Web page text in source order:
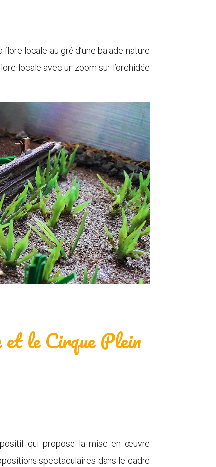
locale au gré d’une balade nature
locale avec un zoom sur l’orchidée
le Cirque Plein
qui propose la mise en œuvre
spectaculaires dans le cadre